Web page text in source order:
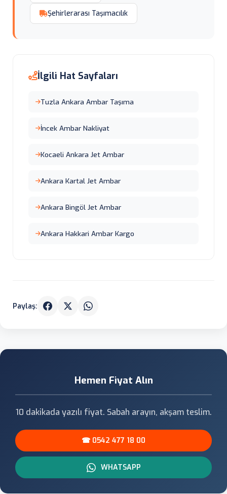
Şehirlerarası Taşımacılık
İlgili Hat Sayfaları
Tuzla Ankara Ambar Taşıma
İncek Ambar Nakliyat
Kocaeli Ankara Jet Ambar
Ankara Kartal Jet Ambar
Ankara Bingöl Jet Ambar
Ankara Hakkari Ambar Kargo
Paylaş:
Hemen Fiyat Alın
10 dakikada yazılı fiyat. Sabah arayın, akşam teslim.
☎ 0542 477 18 00
WHATSAPP